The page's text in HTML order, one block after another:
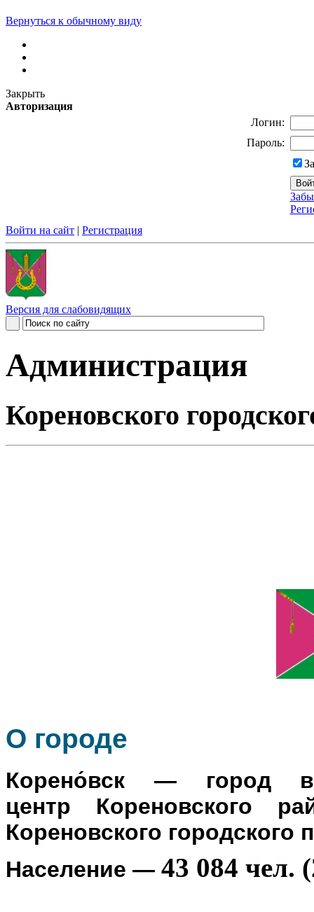
Вернуться к обычному виду
Закрыть
Авторизация
Логин:
Пароль:
Войти на сайт | Регистрация
Версия для слабовидящих
Администрация
Кореновского
О городе
Корено́вск — город в
центр Кореновского
Кореновского городского
Население — 43 084 чел.